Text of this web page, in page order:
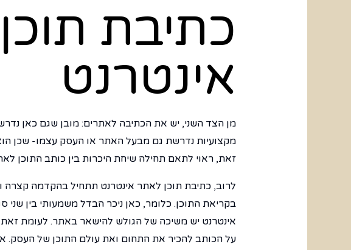
כתיבת
אינטרנט
מן הצד השני, יש את הכתיבה לאתרים: מובן שגם כאן
מקצועיות נדרשת גם מבעל האתר או העסק עצמו- שכן
זאת, ראוי לתאם תחילה שיחת היכרות בין כותב התוכן
לרוב, כתיבת תוכן לאתר אינטרנט תתחיל בהקדמה
בקריאת התוכן. כלומר, כאן ניכר הבדל משמעותי בין
אינטרנט יש משיכה של הגולש להישאר באתר. לעומת
על הכותב להכיר את התחום ואת עולם התוכן של העסק.